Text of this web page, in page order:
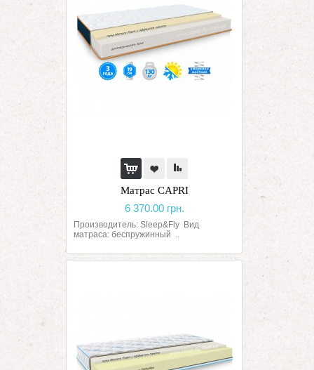
Матрас CAPRI
6 370.00 грн.
Производитель: Sleep&Fly Вид
матраса: беспружинный ..